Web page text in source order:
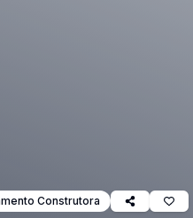
Construtora